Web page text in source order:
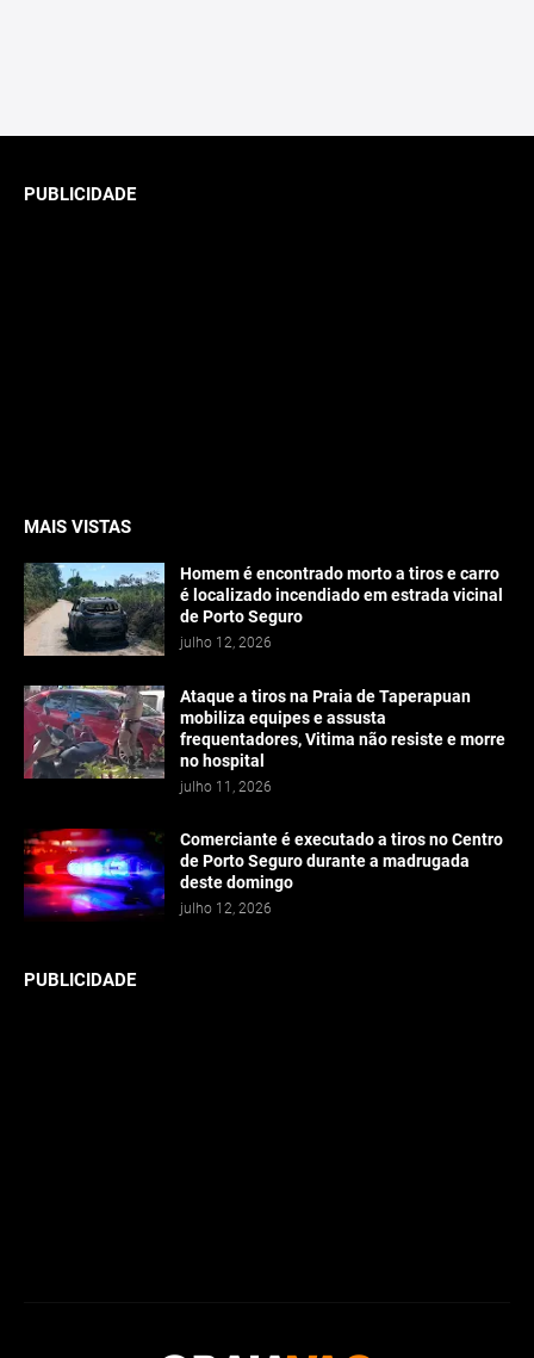
PUBLICIDADE
MAIS VISTAS
Homem é encontrado morto a tiros e carro
é localizado incendiado em estrada vicinal
de Porto Seguro
julho 12, 2026
Ataque a tiros na Praia de Taperapuan
mobiliza equipes e assusta
frequentadores, Vitima não resiste e morre
no hospital
julho 11, 2026
Comerciante é executado a tiros no Centro
de Porto Seguro durante a madrugada
deste domingo
julho 12, 2026
PUBLICIDADE